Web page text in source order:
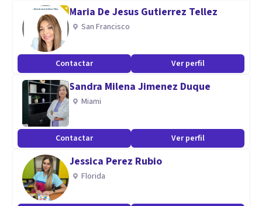
Maria De Jesus Gutierrez Tellez
San Francisco
Contactar Ver perfil
Sandra Milena Jimenez Duque
Miami
Contactar Ver perfil
Jessica Perez Rubio
Florida